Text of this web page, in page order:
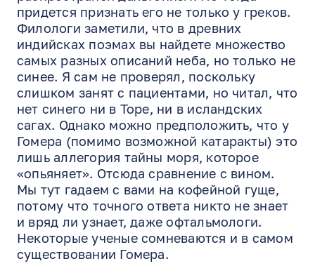
придется признать его не только у греков.
Филологи заметили, что в древних
индийсках поэмах вы найдете множество
самых разных описаний неба, но только не
синее. Я сам не проверял, поскольку
слишком занят с пациентами, но читал, что
нет синего ни в Торе, ни в исландских
сагах. Однако можно предположить, что у
Гомера (помимо возможной катаракты) это
лишь аллегория тайны моря, которое
«опьяняет». Отсюда сравнение с вином.
Мы тут гадаем с вами на кофейной гуще,
потому что точного ответа никто не знает
и вряд ли узнает, даже офтальмологи.
Некоторые ученые сомневаются и в самом
существовании Гомера.